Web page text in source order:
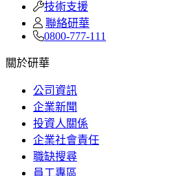
技術支援
聯絡研華
0800-777-111
關於研華
公司資訊
企業新聞
投資人關係
企業社會責任
職缺搜尋
員工專區